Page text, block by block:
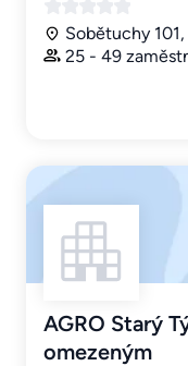
Sobětuchy
25 - 49
AGRO Starý
omezeným